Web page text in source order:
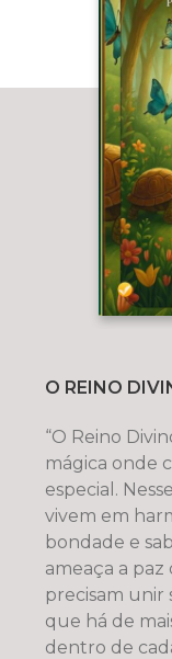
O REINO
“O Reino
mágica onde
especial.
vivem em
bondade e
ameaça a paz
precisam unir
que há de
dentro de